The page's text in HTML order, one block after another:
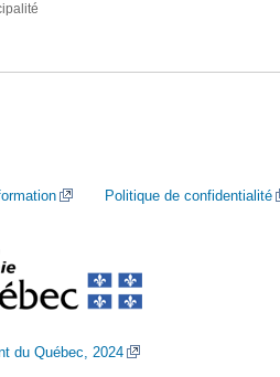
Politique de confidentialité
du Québec, 2024